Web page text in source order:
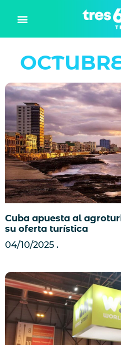
Cuba apuesta al
su oferta turística
04/10/2025